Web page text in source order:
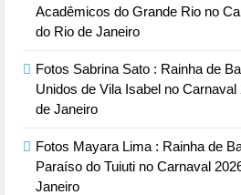
Acadêmicos do Grande Rio no
do Rio de Janeiro
Fotos Sabrina Sato : Rainha de
Unidos de Vila Isabel no Carnaval
de Janeiro
Fotos Mayara Lima : Rainha de
Paraíso do Tuiuti no Carnaval
Janeiro